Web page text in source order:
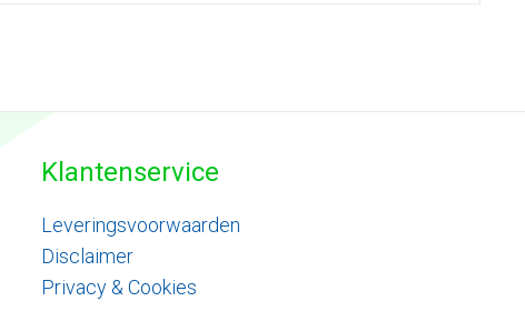
Klantenservice
Leveringsvoorwaarden
Disclaimer
Privacy & Cookies